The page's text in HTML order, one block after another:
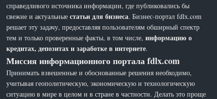
справедливого источника информации, где публиковались бы
свежие и актуальныестатьи для бизнеса. Бизнес-портал fdlx.com
решает эту задачу, предоставляя пользователям обширный спектр
тем и только проверенные факты, в том числе,информацию о
кредитах, депозитах и заработке в интернете.
Миссия информационного портала fdlx.com
Принимать взвешенные и обоснованные решения необходимо,
учитывая геополитическую, экономическую и технологическую
ситуацию в мире в целом и в стране в частности. Делать это проще